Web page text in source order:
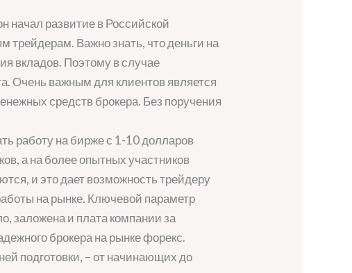
начал развитие в Российской
Важно знать, что деньги на
вкладов. Поэтому в случае
Очень важным для клиентов является
средств брокера. Без поручения
работу на бирже с 1-10 долларов
а на более опытных участников
и это дает возможность трейдеру
на рынке. Ключевой параметр
заложена и плата компании за
брокера на рынке форекс.
подготовки, – от начинающих до